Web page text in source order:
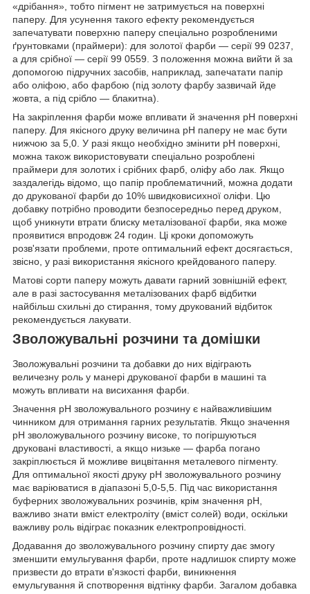
«дрібання», тобто пігмент не затримується на поверхні
паперу. Для усунення такого ефекту рекомендується
запечатувати поверхню паперу спеціально розробленими
ґрунтовками (праймери): для золотої фарби — серії 99 0237,
а для срібної — серії 99 0559. З положення можна вийти й за
допомогою підручних засобів, наприклад, запечатати папір
або оліфою, або фарбою (під золоту фарбу зазвичай йде
жовта, а під срібло — блакитна).
На закріплення фарби може впливати й значення pH поверхні
паперу. Для якісного друку величина pH паперу не має бути
нижчою за 5,0. У разі якщо необхідно змінити рН поверхні,
можна також використовувати спеціально розроблені
праймери для золотих і срібних фарб, оліфу або лак. Якщо
заздалегідь відомо, що папір проблематичний, можна додати
до друкованої фарби до 10% швидковисихної оліфи. Цю
добавку потрібно проводити безпосередньо перед друком,
щоб уникнути втрати блиску металізованої фарби, яка може
проявитися впродовж 24 годин. Ці кроки допоможуть
розв'язати проблеми, проте оптимальний ефект досягається,
звісно, у разі використання якісного крейдованого паперу.
Матові сорти паперу можуть давати гарний зовнішній ефект,
але в разі застосування металізованих фарб відбитки
найбільш схильні до стирання, тому друкований відбиток
рекомендується лакувати.
Зволожувальні розчини та домішки
Зволожувальні розчини та добавки до них відіграють
величезну роль у манері друкованої фарби в машині та
можуть впливати на висихання фарби.
Значення pH зволожувального розчину є найважливішим
чинником для отримання гарних результатів. Якщо значення
pH зволожувального розчину високе, то погіршуються
друковані властивості, а якщо низьке — фарба погано
закріплюється й можливе вицвітання металевого пігменту.
Для оптимальної якості друку pH зволожувального розчину
має варіюватися в діапазоні 5,0-5,5. Під час використання
буферних зволожувальних розчинів, крім значення pH,
важливо знати вміст електроліту (вміст солей) води, оскільки
важливу роль відіграє показник електропровідності.
Додавання до зволожувального розчину спирту дає змогу
зменшити емульгування фарби, проте надлишок спирту може
призвести до втрати в'язкості фарби, виникнення
емульгування й спотворення відтінку фарби. Загалом добавка